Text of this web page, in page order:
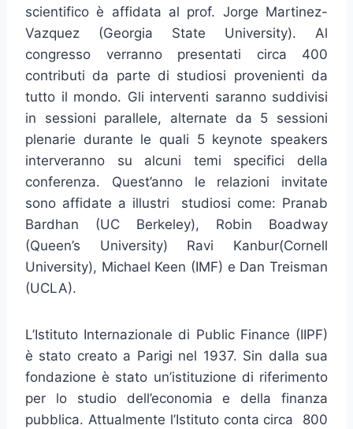
scientifico è affidata al prof. Jorge Martinez-
Vazquez (Georgia State University). Al
congresso verranno presentati circa 400
contributi da parte di studiosi provenienti da
tutto il mondo. Gli interventi saranno suddivisi
in sessioni parallele, alternate da 5 sessioni
plenarie durante le quali 5 keynote speakers
interveranno su alcuni temi specifici della
conferenza. Quest’anno le relazioni invitate
sono affidate a illustri studiosi come: Pranab
Bardhan (UC Berkeley), Robin Boadway
(Queen’s University) Ravi Kanbur(Cornell
University), Michael Keen (IMF) e Dan Treisman
(UCLA).
L’Istituto Internazionale di Public Finance (IIPF)
è stato creato a Parigi nel 1937. Sin dalla sua
fondazione è stato un’istituzione di riferimento
per lo studio dell’economia e della finanza
pubblica. Attualmente l’Istituto conta circa 800